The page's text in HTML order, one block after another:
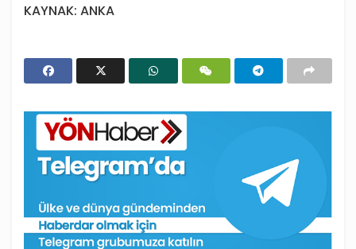
KAYNAK: ANKA